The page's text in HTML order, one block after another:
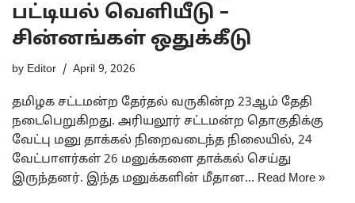
பட்டியல் வெளியீடு –
சின்னங்கள் ஒதுக்கீடு
by Editor April 9, 2026
தமிழக சட்டமன்ற தேர்தல் வருகின்ற 23ஆம் தேதி
நடைபெறுகிறது. அரியலூர் சட்டமன்ற தொகுதிக்கு
வேட்பு மனு தாக்கல் நிறைவடைந்த நிலையில், 24
வேட்பாளர்கள் 26 மனுக்களை தாக்கல் செய்து
இருந்தனர். இந்த மனுக்களின் மீதான… Read More »